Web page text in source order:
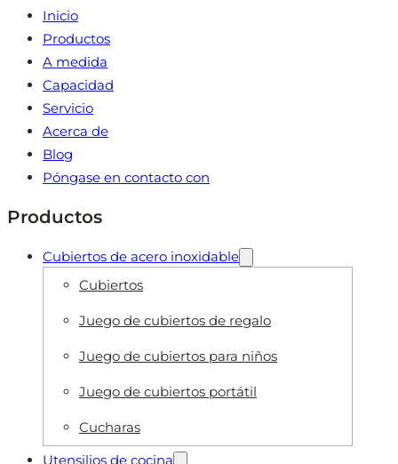
Inicio
Productos
A medida
Capacidad
Servicio
Acerca de
Blog
Póngase en contacto con
Productos
Cubiertos de acero inoxidable
Cubiertos
Juego de cubiertos de regalo
Juego de cubiertos para niños
Juego de cubiertos portátil
Cucharas
Utensilios de cocina